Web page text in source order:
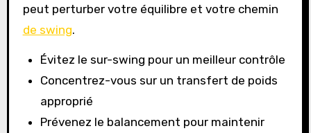
peut perturber votre équilibre et votre chemin
de swing.
Évitez le sur-swing pour un meilleur contrôle
Concentrez-vous sur un transfert de poids
approprié
Prévenez le balancement pour maintenir